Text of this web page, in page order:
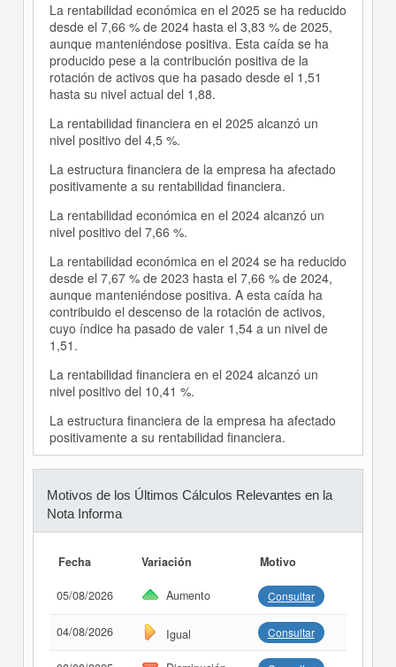
La rentabilidad económica en el 2025 se ha reducido
desde el 7,66 % de 2024 hasta el 3,83 % de 2025,
aunque manteniéndose positiva. Esta caída se ha
producido pese a la contribución positiva de la
rotación de activos que ha pasado desde el 1,51
hasta su nivel actual del 1,88.
La rentabilidad financiera en el 2025 alcanzó un
nivel positivo del 4,5 %.
La estructura financiera de la empresa ha afectado
positivamente a su rentabilidad financiera.
La rentabilidad económica en el 2024 alcanzó un
nivel positivo del 7,66 %.
La rentabilidad económica en el 2024 se ha reducido
desde el 7,67 % de 2023 hasta el 7,66 % de 2024,
aunque manteniéndose positiva. A esta caída ha
contribuido el descenso de la rotación de activos,
cuyo índice ha pasado de valer 1,54 a un nivel de
1,51.
La rentabilidad financiera en el 2024 alcanzó un
nivel positivo del 10,41 %.
La estructura financiera de la empresa ha afectado
positivamente a su rentabilidad financiera.
Motivos de los Últimos Cálculos Relevantes en la
Nota Informa
Fecha Variación Motivo
05/08/2026 Aumento Consultar
04/08/2026 Igual Consultar